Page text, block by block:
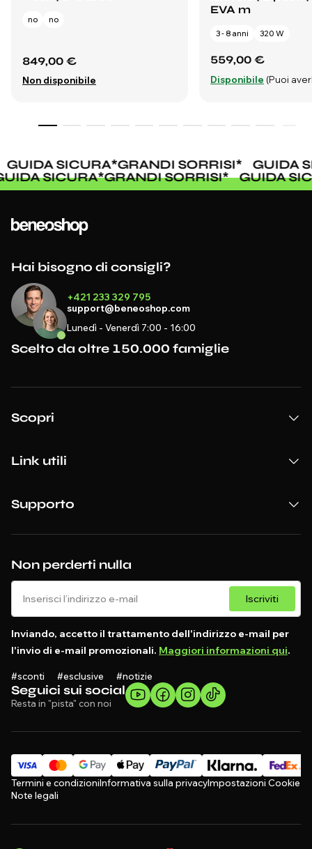
no no
849,00 €
Non disponibile
EVA m
3 - 8 anni 320 W
559,00 €
Disponibile (Puoi
GUIDA SICURA*GRANDI SORRISI*
GUIDA
GUIDA SICURA*GRANDI SORRISI* GUIDA
Seguici sui social
Resta in "pista" con noi
Non perderti nulla
Iscriviti
Inviando, accetto il trattamento dell'indirizzo e-mail per
l'invio di e-mail promozionali. Maggiori informazioni qui.
#sconti #esclusive #notizie
Hai bisogno di consigli?
+421 233 329 795
support@beneoshop.com
Lunedì - Venerdì 7:00 - 16:00
Scelto da oltre 150.000 famiglie
Scopri
Link utili
Supporto
Termini e condizioniInformativa sulla privacyImpostazioni Cookie
Note legali